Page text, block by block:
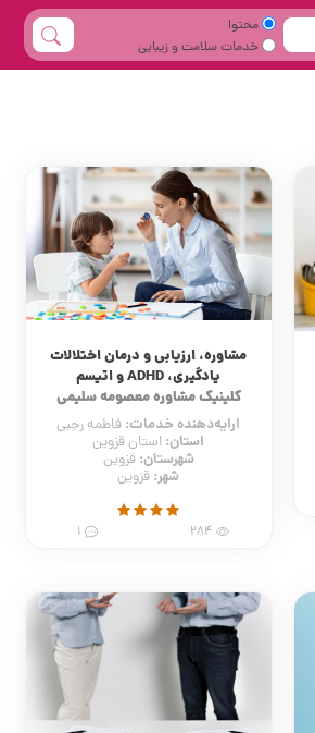
محتوا
خدمات سلامت و زیبایی
مشاوره، ارزیابی و درمان اختلالات
یادگیری، ADHD و اتیسم
کلینیک مشاوره معصومه سلیمی
ارایه‌دهنده خدمات: فاطمه رجبی
استان: استان قزوین
شهرستان:قزوین
شهر: قزوین
284